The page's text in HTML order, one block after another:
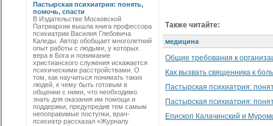
Пастырская психиатрия: понять,
помочь, спасти
В Издательстве Московской
Патриархии вышла книга профессора
психиатрии Василия Глебовича
Каледы. Автор обобщает многолетний
опыт работы с людьми, у которых
вера в Бога и понимание
христианского служения искажается
психическими расстройствами. О
том, как научиться понимать таких
людей, к чему быть готовым в
общении с ними, что необходимо
знать для оказания им помощи и
поддержки, предупредив тем самым
непоправимые поступки, врач-
психиатр рассказал «Журналу
Также читайте:
медицина
Общие требования к
Как вызвать священника к
Пастырская психиатрия:
Пастырская психиатрия:
Епископ Калачинский и